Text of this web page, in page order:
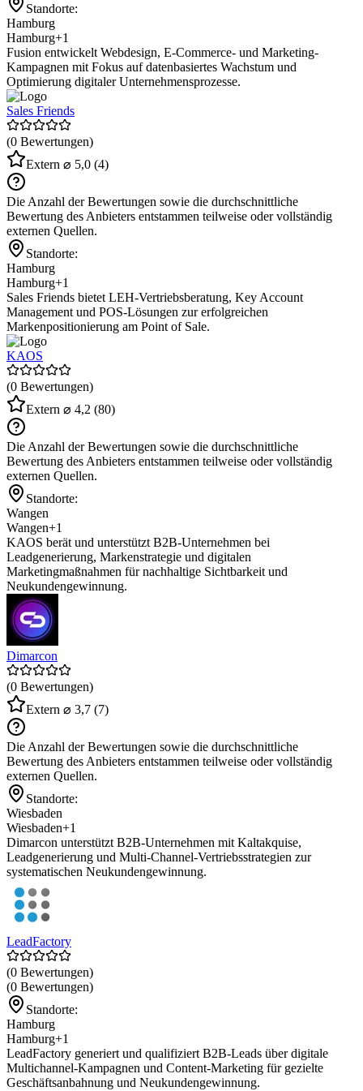
Standorte:
Hamburg
Hamburg+1
Fusion entwickelt Webdesign, E-Commerce- und Marketing-
Kampagnen mit Fokus auf datenbasiertes Wachstum und
Optimierung digitaler Unternehmensprozesse.
Sales Friends
(0 Bewertungen)
Extern ⌀ 5,0 (4)
Die Anzahl der Bewertungen sowie die durchschnittliche
Bewertung des Anbieters entstammen teilweise oder vollständig
externen Quellen.
Standorte:
Hamburg
Hamburg+1
Sales Friends bietet LEH-Vertriebsberatung, Key Account
Management und POS-Lösungen zur erfolgreichen
Markenpositionierung am Point of Sale.
KAOS
(0 Bewertungen)
Extern ⌀ 4,2 (80)
Die Anzahl der Bewertungen sowie die durchschnittliche
Bewertung des Anbieters entstammen teilweise oder vollständig
externen Quellen.
Standorte:
Wangen
Wangen+1
KAOS berät und unterstützt B2B-Unternehmen bei
Leadgenerierung, Markenstrategie und digitalen
Marketingmaßnahmen für nachhaltige Sichtbarkeit und
Neukundengewinnung.
Dimarcon
(0 Bewertungen)
Extern ⌀ 3,7 (7)
Die Anzahl der Bewertungen sowie die durchschnittliche
Bewertung des Anbieters entstammen teilweise oder vollständig
externen Quellen.
Standorte:
Wiesbaden
Wiesbaden+1
Dimarcon unterstützt B2B-Unternehmen mit Kaltakquise,
Leadgenerierung und Multi-Channel-Vertriebsstrategien zur
systematischen Neukundengewinnung.
LeadFactory
(0 Bewertungen)
(0 Bewertungen)
Standorte:
Hamburg
Hamburg+1
LeadFactory generiert und qualifiziert B2B-Leads über digitale
Multichannel-Kampagnen und Content-Marketing für gezielte
Geschäftsanbahnung und Neukundengewinnung.